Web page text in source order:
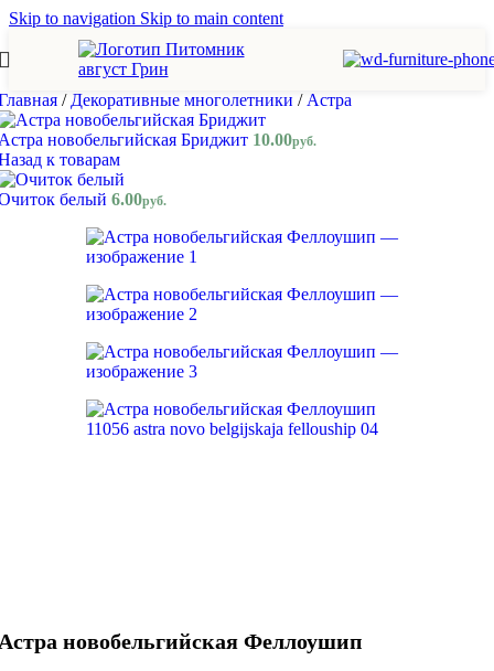
Skip to navigation Skip to main content
/ Декоративные многолетники / Астра
новобельгийская Бриджит 10.00руб.
к товарам
белый 6.00руб.
новобельгийская Феллоушип